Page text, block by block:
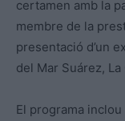
certamen amb la
membre de la
presentació d’un
del Mar Suárez, La
El programa